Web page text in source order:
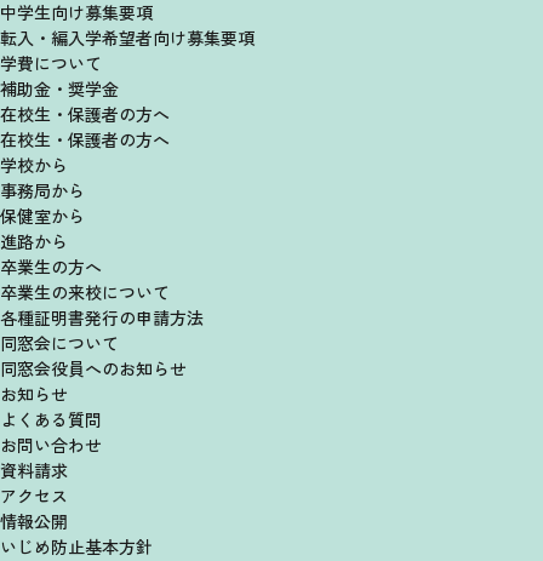
中学生向け募集要項
転入・編入学希望者向け募集要項
学費について
補助金・奨学金
在校生・保護者の方へ
在校生・保護者の方へ
学校から
事務局から
保健室から
進路から
卒業生の方へ
卒業生の来校について
各種証明書発行の申請方法
同窓会について
同窓会役員へのお知らせ
お知らせ
よくある質問
お問い合わせ
資料請求
アクセス
情報公開
いじめ防止基本方針